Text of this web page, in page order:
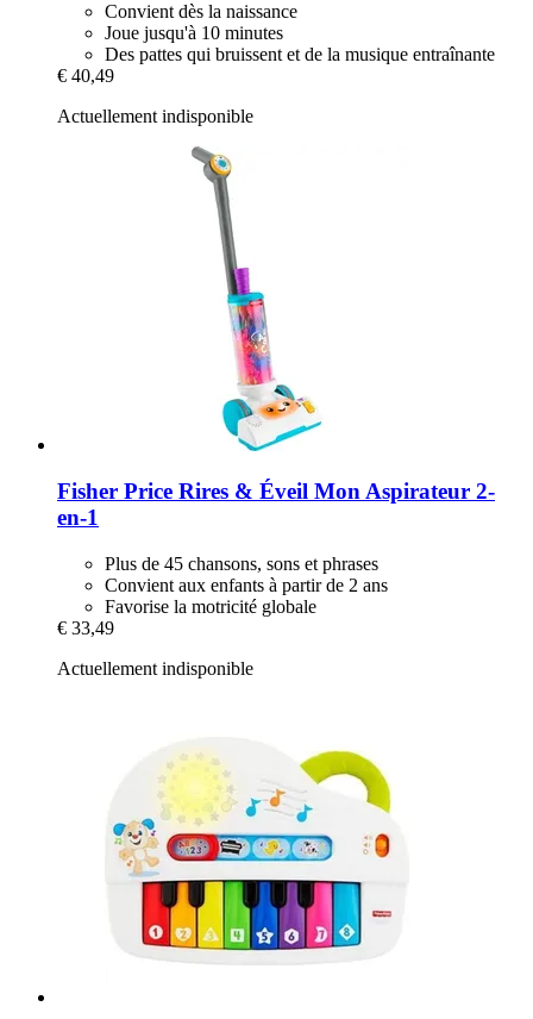
Convient dès la naissance
Joue jusqu'à 10 minutes
Des pattes qui bruissent et de la musique entraînante
€ 40,49
Actuellement indisponible
Fisher Price Rires & Éveil Mon Aspirateur 2-​
en-​1
Plus de 45 chansons, sons et phrases
Convient aux enfants à partir de 2 ans
Favorise la motricité globale
€ 33,49
Actuellement indisponible